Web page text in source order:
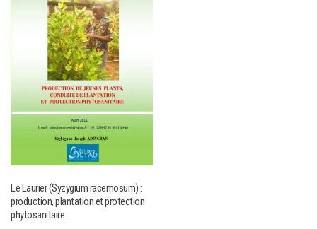
Le Laurier (Syzygium racemosum) :
production, plantation et protection
phytosanitaire